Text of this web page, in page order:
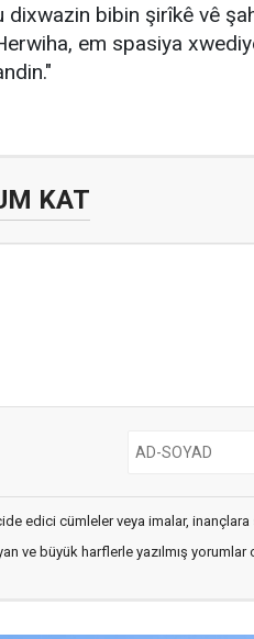
dixwazin bibin şirîkê vê
em spasiya
KAT
edici cümleler veya imalar, inançlara
ve büyük harflerle yazılmış yorumlar